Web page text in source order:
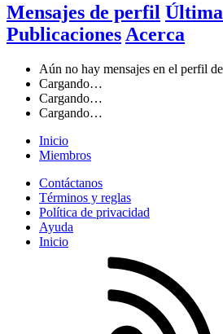
Mensajes de perfil
Publicaciones Acerca
Aún no hay mensajes en el perfil
Cargando…
Cargando…
Cargando…
Inicio
Miembros
Contáctanos
Términos y reglas
Política de privacidad
Ayuda
Inicio